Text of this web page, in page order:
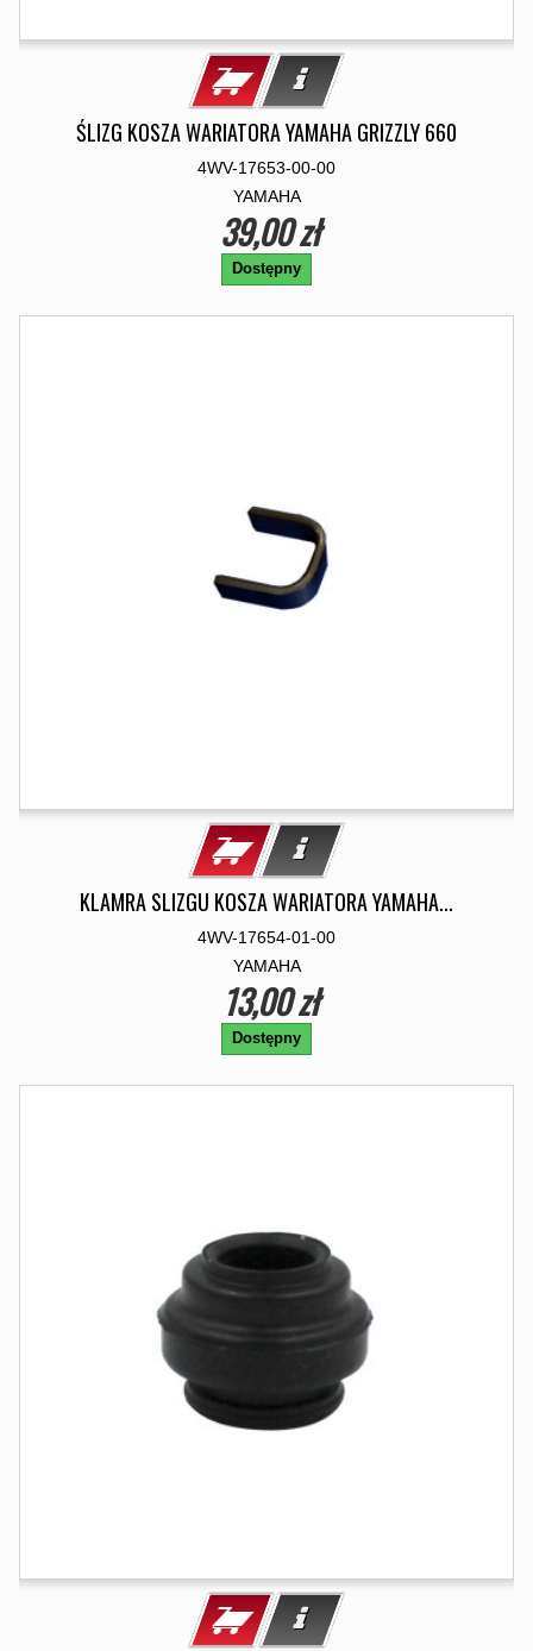
ŚLIZG KOSZA WARIATORA YAMAHA GRIZZLY 660
4WV-17653-00-00
YAMAHA
39,00 zł
Dostępny
KLAMRA SLIZGU KOSZA WARIATORA YAMAHA...
4WV-17654-01-00
YAMAHA
13,00 zł
Dostępny